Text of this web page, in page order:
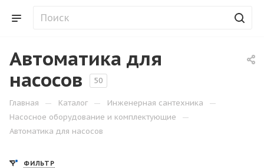
Автоматика для
насосов
50
Главная — Каталог — Инженерная сантехника —
Насосное оборудование и комплектующие —
Автоматика для насосов
ФИЛЬТР